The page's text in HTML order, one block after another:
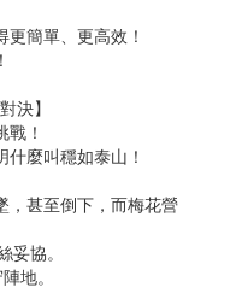
簡單、更高效！
決】
！
麼叫穩如泰山！
，甚至倒下，而梅花營
協。
地。